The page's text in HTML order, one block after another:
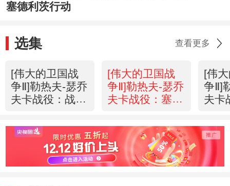
塞德利茨行动
选集 查看更多
[伟大的卫国战
争Ⅱ]勒热夫-瑟乔
夫卡战役：战局
[伟大的卫国战
争Ⅱ]勒热夫-瑟乔
夫卡战役：塞德
[伟
争Ⅱ]
夫卡